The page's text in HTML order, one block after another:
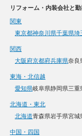
リフォーム・内装会社と
関東
東京都神奈川県千葉県埼
関西
大阪府京都府兵庫県奈良
東海・北信越
愛知県岐阜県静岡県三重
北海道・東北
北海道青森県岩手県宮城
中国・四国